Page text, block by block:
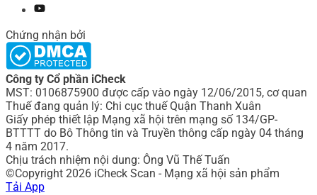
Chứng nhận bởi
Công ty Cổ phần iCheck
MST: 0106875900 được cấp vào ngày 12/06/2015, cơ quan
Thuế đang quản lý: Chi cục thuế Quận Thanh Xuân
Giấy phép thiết lập Mạng xã hội trên mạng số 134/GP-
BTTTT do Bô Thông tin và Truyền thông cấp ngày 04 tháng
4 năm 2017.
Chịu trách nhiệm nội dung: Ông Vũ Thế Tuấn
©Copyright 2026 iCheck Scan - Mạng xã hội sản phẩm
Tải App